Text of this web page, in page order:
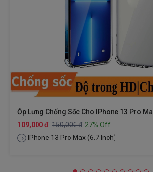
109,000 đ 150,000 đ 27% Off
IPhone 13 Pro Max (6.7 Inch)